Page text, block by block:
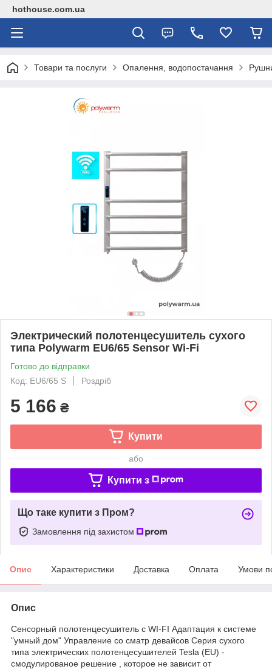
hothouse.com.ua
Товари та послуги Опалення, водопостачання
Электрический полотенцесушитель сухого
типа Polywarm EU6/65 Sensor Wi-Fi
Готово до відправки
Код: EU6/65 S
Роздріб
5 166 ₴
Купити
або
Купити з
Що таке купити з Пром?
Замовлення під захистом
Опис Характеристики Доставка Оплата Умови
Опис
Сенсорный полотенцесушитель с WI-FI Адаптация к системе
"умный дом" Управление со сматр девайсов Серия сухого
типа электрических полотенцесушителей Tesla (EU) -
смодулированое решение , которое не зависит от